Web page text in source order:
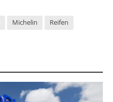
Michelin
Reifen